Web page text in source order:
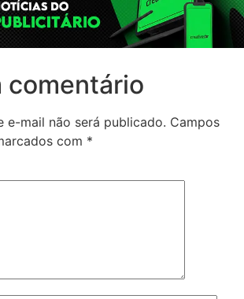
comentário
e-mail não será publicado. Campos
com *